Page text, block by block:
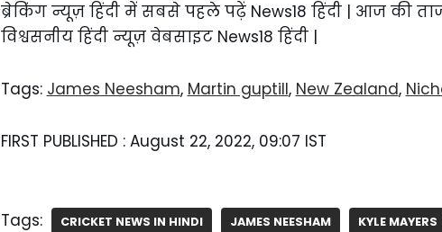
ब्रेकिंग न्यूज़ हिंदी में सबसे पहले पढ़ें News18 हिंदी | आज की
विश्वसनीय हिंदी न्यूज़ वेबसाइट News18 हिंदी |
Tags: James Neesham, Martin guptill, New Zealand,
FIRST PUBLISHED : August 22, 2022, 09:07 IST
Tags: CRICKET NEWS IN HINDI JAMES NEESHAM KYLE MAYERS